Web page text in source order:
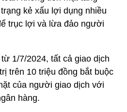
kẻ xấu lợi dụng nhiều
trục lợi và lừa đảo người
1/7/2024, tất cả giao dịch
trên 10 triệu đồng bắt buộc
của người giao dịch với
hàng.